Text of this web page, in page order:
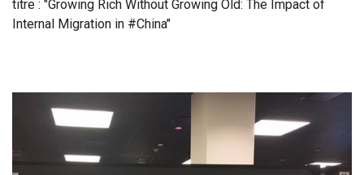
titre : "Growing Rich Without Growing Old: The Impact of
Internal Migration in #China"